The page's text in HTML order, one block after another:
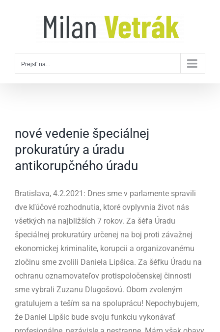
Prejsť na...
nové vedenie špeciálnej
prokuratúry a úradu
antikorupčného úradu
Bratislava, 4.2.2021: Dnes sme v parlamente spravili
dve kľúčové rozhodnutia, ktoré ovplyvnia život nás
všetkých na najbližších 7 rokov. Za šéfa Úradu
špeciálnej prokuratúry určenej na boj proti závažnej
ekonomickej kriminalite, korupcii a organizovanému
zločinu sme zvolili Daniela Lipšica. Za šéfku Úradu na
ochranu oznamovateľov protispoločenskej činnosti
sme vybrali Zuzanu Dlugošovú. Obom zvoleným
gratulujem a teším sa na spoluprácu! Nepochybujem,
že Daniel Lipšic bude svoju funkciu vykonávať